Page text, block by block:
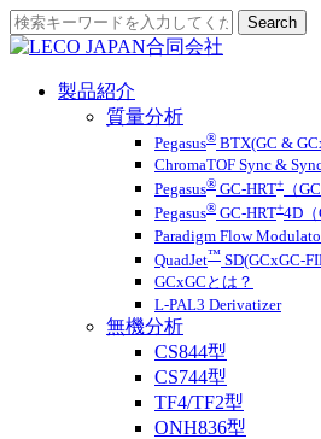
製品紹介
質量分析
Pegasus® BTX(GC &
ChromaTOF Sync &
Pegasus® GC-HRT+
（
Pegasus® GC-HRT+4D（
Paradigm Flow
QuadJet™ SD(GCxGC-
GCxGCとは？
L-PAL3 Derivatizer
無機分析
CS844型
CS744型
TF4/TF2型
ONH836型